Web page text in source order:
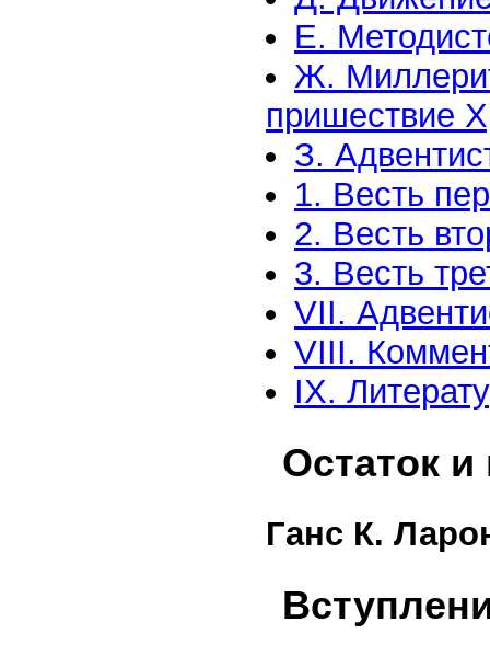
Е.
Ж.
пришествие
З.
1. Весть
2. Весть
3. Весть
VII.
VIII.
IX.
Остаток и
Ганс К.